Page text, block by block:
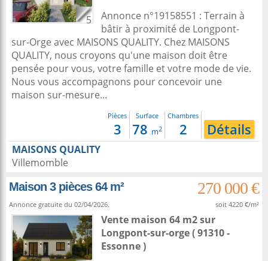
5
Annonce n°19158551 : Terrain à
bâtir à proximité de Longpont-
sur-Orge avec MAISONS QUALITY. Chez MAISONS
QUALITY, nous croyons qu'une maison doit être
pensée pour vous, votre famille et votre mode de vie.
Nous vous accompagnons pour concevoir une
maison sur-mesure...
Pièces
3
Surface
78 m2
Chambres
2 Détails
MAISONS QUALITY
Villemomble
Maison 3 pièces 64 m²
270 000 €
Annonce gratuite du 02/04/2026. soit 4220 €/m²
Vente maison 64 m2sur
Longpont-sur-orge( 91310 -
Essonne )